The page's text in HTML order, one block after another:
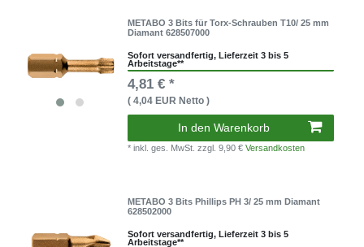
METABO 3 Bits für Torx-Schrauben T10/ 25 mm
Diamant 628507000
Sofort versandfertig, Lieferzeit 3 bis 5
Arbeitstage**
4,81 € *
( 4,04 EUR Netto )
In den Warenkorb
* inkl. ges. MwSt.zzgl. 9,90 €Versandkosten
METABO 3 Bits Phillips PH 3/ 25 mm Diamant
628502000
Sofort versandfertig, Lieferzeit 3 bis 5
Arbeitstage**